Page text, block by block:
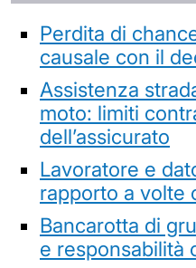
Perdita di
causale con il
Assistenza
moto: limiti
dell’assicurato
Lavoratore e
rapporto a volte
Bancarotta di
e responsabilità